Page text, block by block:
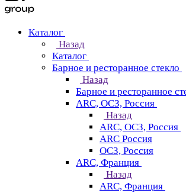
Каталог
Назад
Каталог
Барное и ресторанное стекло
Назад
Барное и ресторанное
ARC, ОСЗ, Россия
Назад
ARC, ОСЗ, Россия
ARC Россия
ОСЗ, Россия
ARC, Франция
Назад
ARC, Франция